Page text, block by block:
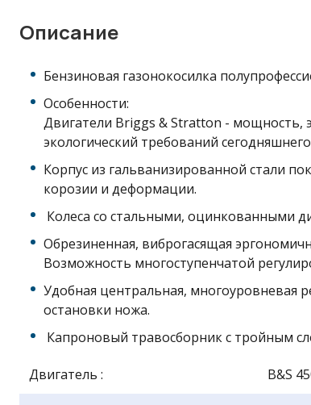
Описание
Бензиновая газонокосилка
Особенности:
Двигатели Briggs & Stratton - мощность,
экологический требований
Корпус из гальванизированной стали
корозии и деформации.
Колеса со стальными, оцинкованными
Обрезиненная, виброгасящая
Возможность многоступенчатой
Удобная центральная, многоуровневая
остановки ножа.
Капроновый травосборник с тройным
Двигатель : B&S